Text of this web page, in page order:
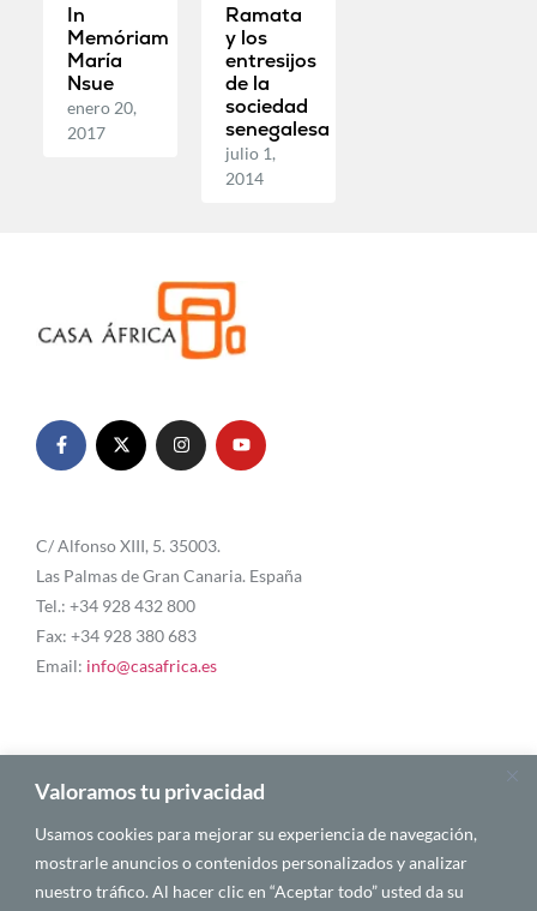
Valoramos tu privacidad
Usamos cookies para mejorar su experiencia de navegación,
mostrarle anuncios o contenidos personalizados y analizar
nuestro tráfico. Al hacer clic en “Aceptar todo” usted da su
In
Memóriam
María
Nsue
enero 20,
2017
Ramata
y los
entresijos
de la
sociedad
senegalesa
julio 1,
2014
C/ Alfonso XIII, 5. 35003.
Las Palmas de Gran Canaria. España
Tel.: +34 928 432 800
Fax: +34 928 380 683
Email: info@casafrica.es
Blog
Quiénes somos
Autores